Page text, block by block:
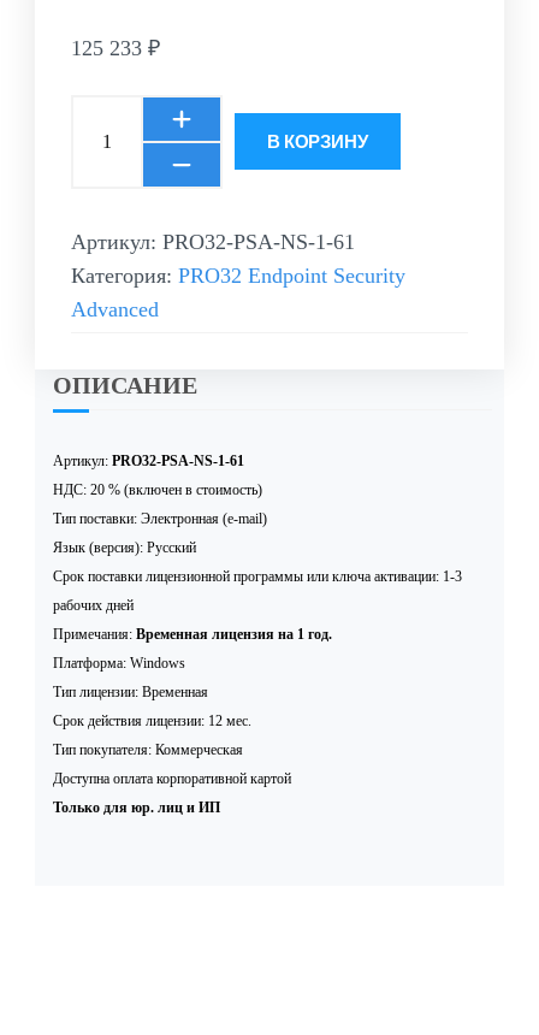
ОПИСАНИЕ
Артикул: PRO32-PSA-NS-1-61
НДС: 20 % (включен в стоимость)
Тип поставки: Электронная (e-mail)
Язык (версия): Русский
Срок поставки лицензионной программы или ключа активации: 1-3
рабочих дней
Примечания: Временная лицензия на 1 год.
Платформа: Windows
Тип лицензии: Временная
Срок действия лицензии: 12 мес.
Тип покупателя: Коммерческая
Доступна оплата корпоративной картой
Только для юр. лиц и ИП
125 233 ₽
В КОРЗИНУ
Артикул: PRO32-PSA-NS-1-61
Категория: PRO32 Endpoint Security
Advanced